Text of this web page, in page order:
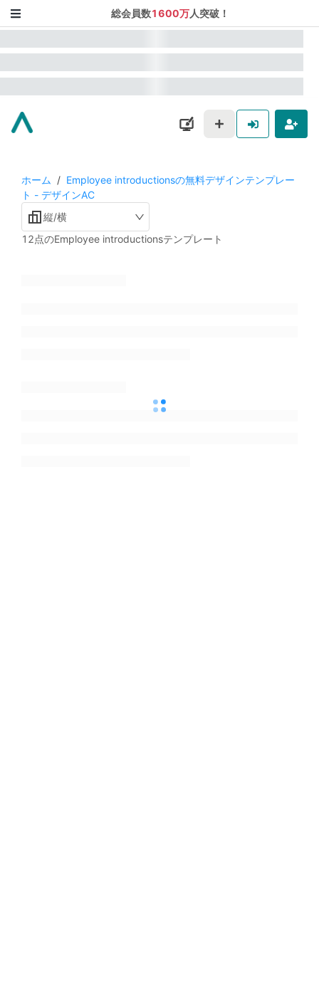
総会員数1600万人突破！
ホーム / Employee introductionsの無料デザインテンプレー
ト - デザインAC
縦/横
12点のEmployee introductionsテンプレート